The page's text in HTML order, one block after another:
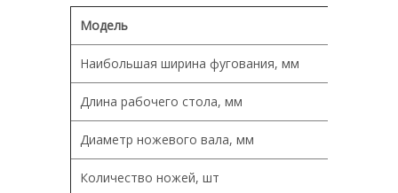
Модель
Наибольшая ширина фугования, мм
Длина рабочего стола, мм
Диаметр ножевого вала, мм
Количество ножей, шт